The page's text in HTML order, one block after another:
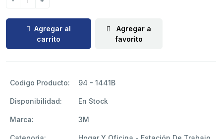
Agregar al
carrito
Agregar a
favorito
Codigo Producto: 94 - 1441B
Disponibilidad: En Stock
Marca: 3M